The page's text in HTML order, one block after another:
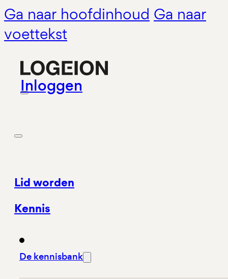
Ga naar hoofdinhoud Ga naar
voettekst
Inloggen
Lid worden
Kennis
De kennisbank